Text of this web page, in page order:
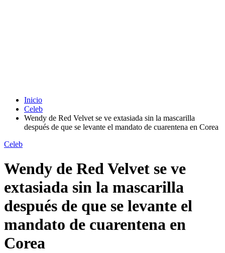
Inicio
Celeb
Wendy de Red Velvet se ve extasiada sin la mascarilla
después de que se levante el mandato de cuarentena en Corea
Celeb
Wendy de Red Velvet se ve
extasiada sin la mascarilla
después de que se levante el
mandato de cuarentena en
Corea